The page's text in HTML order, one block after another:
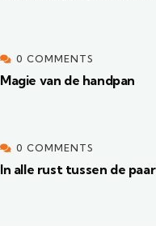
0 COMMENTS
Magie van de handpan
0 COMMENTS
In alle rust tussen de